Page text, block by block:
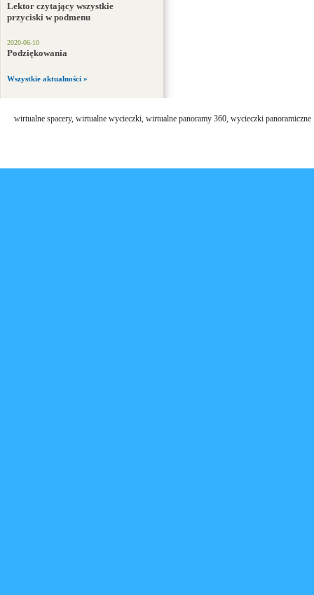
Lektor czytający wszystkie
przyciski w podmenu
2020-06-10
Podziękowania
Wszystkie aktualności »
wirtualne spacery, wirtualne wycieczki, wirtualne panoramy 360, wycieczki panoramiczne